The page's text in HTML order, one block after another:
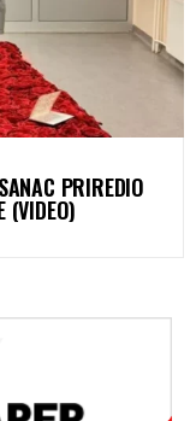
PRIREDIO
(VIDEO)